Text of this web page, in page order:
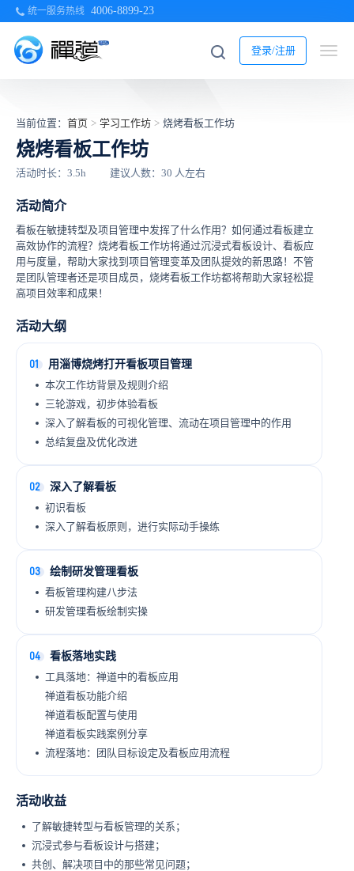
统一服务热线 4006-8899-23
登录/注册
当前位置： 首页 > 学习工作坊 > 烧烤看板工作坊
烧烤看板工作坊
活动时长：3.5h 建议人数：30 人左右
活动简介
看板在敏捷转型及项目管理中发挥了什么作用？如何通过看板建立
高效协作的流程？烧烤看板工作坊将通过沉浸式看板设计、看板应
用与度量，帮助大家找到项目管理变革及团队提效的新思路！不管
是团队管理者还是项目成员，烧烤看板工作坊都将帮助大家轻松提
高项目效率和成果！
活动大纲
01
用淄博烧烤打开看板项目管理
本次工作坊背景及规则介绍
三轮游戏，初步体验看板
深入了解看板的可视化管理、流动在项目管理中的作用
总结复盘及优化改进
02
深入了解看板
初识看板
深入了解看板原则，进行实际动手操练
03
绘制研发管理看板
看板管理构建八步法
研发管理看板绘制实操
04
看板落地实践
工具落地：禅道中的看板应用
禅道看板功能介绍
禅道看板配置与使用
禅道看板实践案例分享
流程落地：团队目标设定及看板应用流程
活动收益
了解敏捷转型与看板管理的关系；
沉浸式参与看板设计与搭建；
共创、解决项目中的那些常见问题；